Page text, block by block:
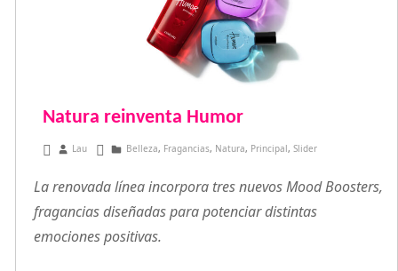
Natura reinventa Humor
junio 24, 2026
Lau Belleza, Fragancias, Natura, Principal, Slider
La renovada línea incorpora tres nuevos Mood Boosters,
fragancias diseñadas para potenciar distintas
emociones positivas.